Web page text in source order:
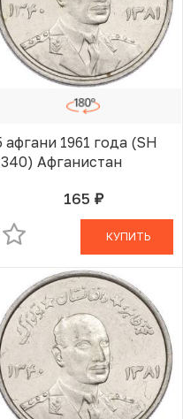
афгани 1961 года (SH
Афганистан
165 руб.В КОРЗИНЕ
КУПИТЬ